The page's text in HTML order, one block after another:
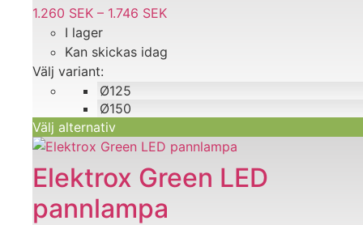
1.260 SEK – 1.746 SEK
Ø125
Ø150
I lager
Kan skickas idag
Välj variant:
Välj alternativ
varianter.
olika
alternativen
kan
på
produktsidan
Elektrox Green LED
pannlampa